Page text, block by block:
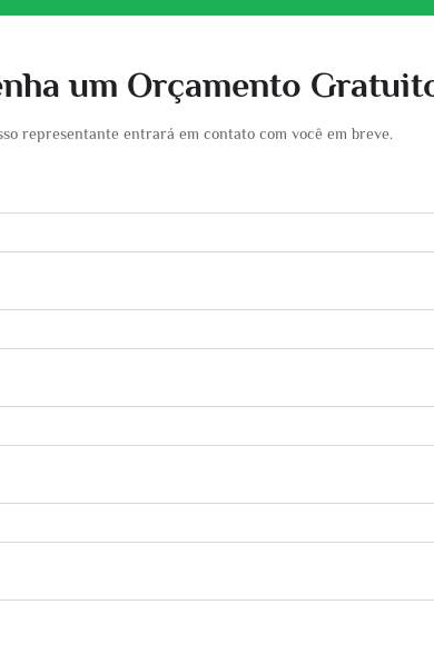
um Orçamento
representante entrará em contato com você em breve.